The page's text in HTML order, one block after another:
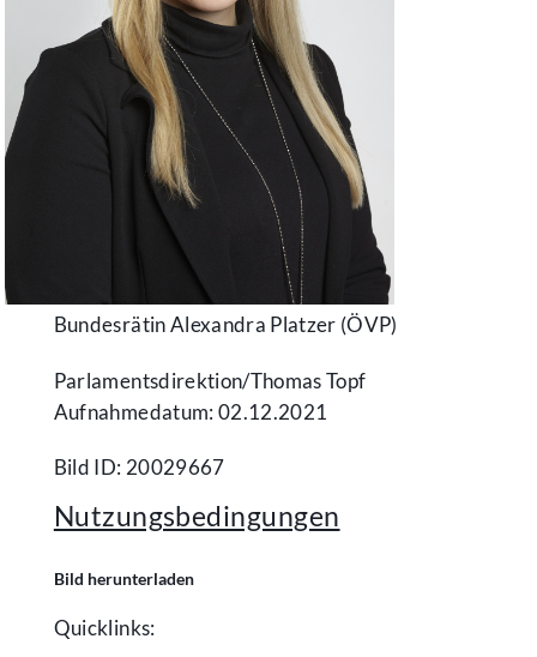
Bundesrätin Alexandra Platzer (ÖVP)
Parlamentsdirektion/​Thomas Topf
Aufnahmedatum: 02.12.2021
Bild ID: 20029667
Nutzungsbedingungen
Bild herunterladen
Quicklinks: